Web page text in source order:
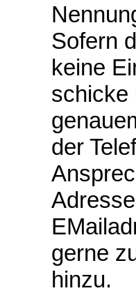
Sofern
keine
schicke
der
gerne
hinzu.